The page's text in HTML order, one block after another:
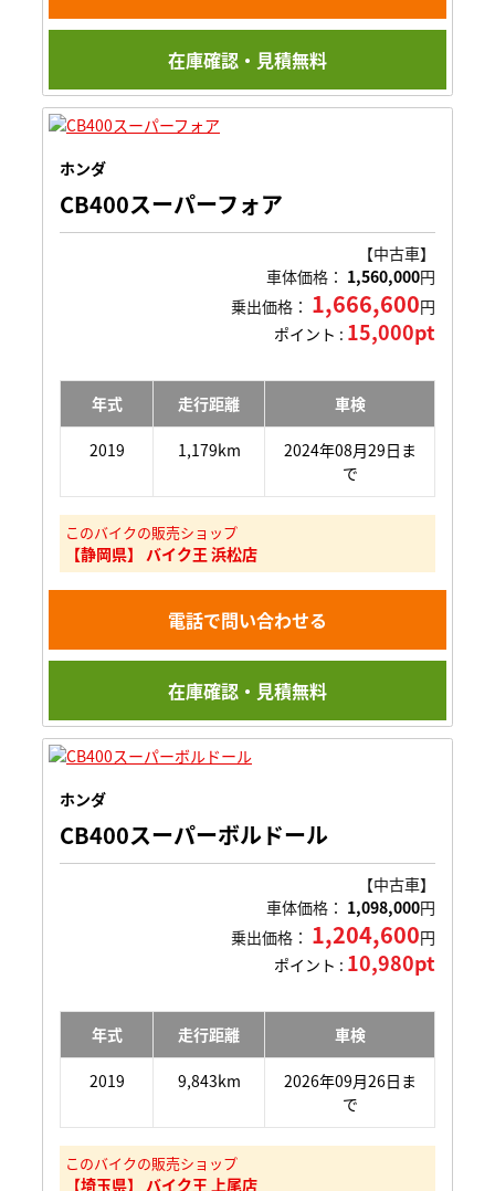
在庫確認・見積無料
ホンダ
CB400スーパーフォア
【中古車】
車体価格： 1,560,000円
乗出価格： 1,666,600円
ポイント : 15,000pt
年式 走行距離 車検
2019 1,179km
2024年08月29日ま
で
このバイクの販売ショップ
【静岡県】 バイク王 浜松店
電話で問い合わせる
在庫確認・見積無料
ホンダ
CB400スーパーボルドール
【中古車】
車体価格： 1,098,000円
乗出価格： 1,204,600円
ポイント : 10,980pt
年式 走行距離 車検
2019 9,843km
2026年09月26日ま
で
このバイクの販売ショップ
【埼玉県】 バイク王 上尾店